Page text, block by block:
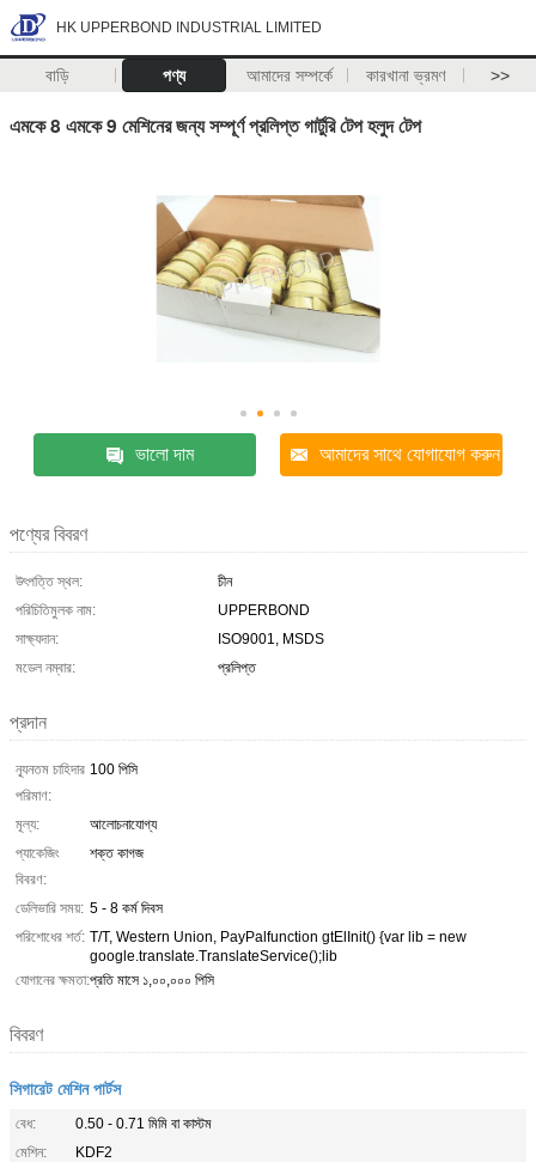
HK UPPERBOND INDUSTRIAL LIMITED
বাড়ি পণ্য আমাদের সম্পর্কে কারখানা ভ্রমণ >>
এমকে 8 এমকে 9 মেশিনের জন্য সম্পূর্ণ প্রলিপ্ত গার্টুরি টেপ হলুদ টেপ
ভালো দাম আমাদের সাথে যোগাযোগ করুন
পণ্যের বিবরণ
উৎপত্তি স্থল:
চীন
পরিচিতিমুলক নাম:
UPPERBOND
সাক্ষ্যদান:
ISO9001, MSDS
মডেল নম্বার:
প্রলিপ্ত
প্রদান
ন্যূনতম চাহিদার
পরিমাণ:
100 পিসি
মূল্য:
আলোচনাযোগ্য
প্যাকেজিং
বিবরণ:
শক্ত কাগজ
ডেলিভারি সময়: 5 - 8 কর্ম দিবস
পরিশোধের শর্ত: T/T, Western Union, PayPalfunction gtElInit() {var lib = new
google.translate.TranslateService();lib
যোগানের ক্ষমতা:প্রতি মাসে ১,০০,০০০ পিসি
বিবরণ
সিগারেট মেশিন পার্টস
বেধ:
0.50 - 0.71 মিমি বা কাস্টম
মেশিন:
KDF2